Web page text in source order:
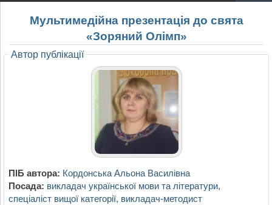
Мультимедійна презентація до свята
«Зоряний Олімп»
Автор публікації
ПІБ автора: Кордонська Альона Василівна
Посада: викладач української мови та літератури,
спеціаліст вищої категорії, викладач-методист